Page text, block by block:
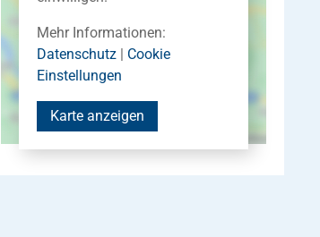
Mehr Informationen:
Datenschutz| Cookie
Einstellungen
Karte anzeigen